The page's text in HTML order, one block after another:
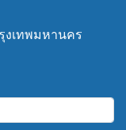
งเทพมหานคร